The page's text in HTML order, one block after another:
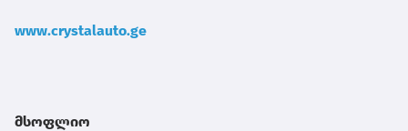
www.crystalauto.ge
მსოფლიო